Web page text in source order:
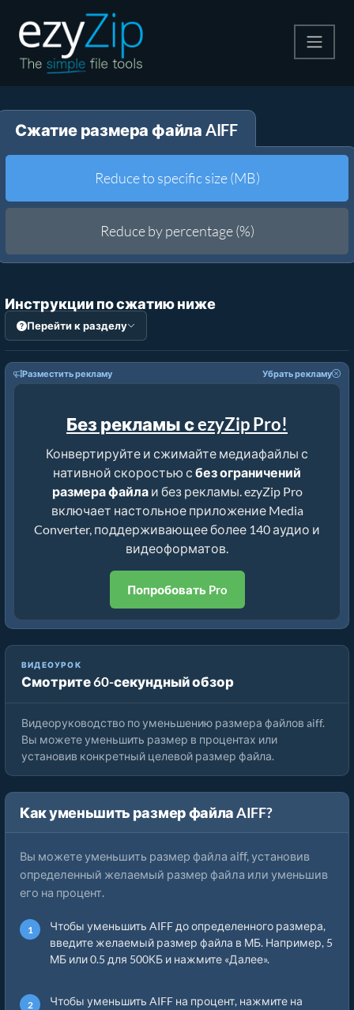
Pаспаковывайте
Конвертировать
Другие инструменты
Сжатие размера файла AIFF
Reduce to specific size (MB)
Reduce by percentage (%)
Инструкции по сжатию ниже
Перейти к разделу
Разместить рекламу Убрать рекламу
Без рекламы с ezyZip Pro!
Конвертируйте и сжимайте медиафайлы с
нативной скоростью с без ограничений
размера файлаи без рекламы. ezyZip Pro
включает настольное приложение Media
Converter, поддерживающее более 140 аудио и
видеоформатов.
Попробовать Pro
ВИДЕОУРОК
Смотрите 60-секундный обзор
Руководство по Компрессору aiff | Уменьшение Размера
Файлов aiff
Видеоруководство по уменьшению размера файлов aiff.
Вы можете уменьшить размер в процентах или
установив конкретный целевой размер файла.
Как уменьшить размер файла AIFF?
Вы можете уменьшить размер файла aiff, установив
определенный желаемый размер файла или уменьшив
его на процент.
Чтобы уменьшить AIFF до определенного размера,
введите желаемый размер файла в МБ. Например, 5
МБ или 0.5 для 500КБ и нажмите «Далее».
Чтобы уменьшить AIFF на процент, нажмите на